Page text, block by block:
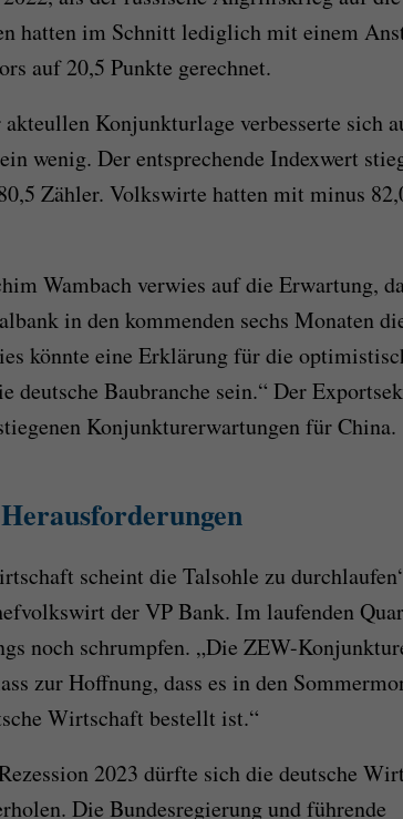
hatten im Schnitt lediglich mit einem
auf 20,5 Punkte gerechnet.
Konjunkturlage verbesserte sich
wenig. Der entsprechende Indexwert
Zähler. Volkswirte hatten mit minus
Wambach verwies auf die Erwartung,
in den kommenden sechs Monaten
könnte eine Erklärung für die
deutsche Baubranche sein.“ Der
Konjunkturerwartungen für China.
scheint die Talsohle zu
der VP Bank. Im laufenden
noch schrumpfen. „Die ZEW-
zur Hoffnung, dass es in den
Wirtschaft bestellt ist.“
2023 dürfte sich die deutsche
Die Bundesregierung und führende